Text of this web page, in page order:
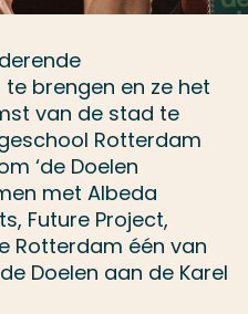
brengen en ze het
van de stad te
Rotterdam
‘de Doelen
met Albeda
Future Project,
Rotterdam één van
Doelen aan de Karel